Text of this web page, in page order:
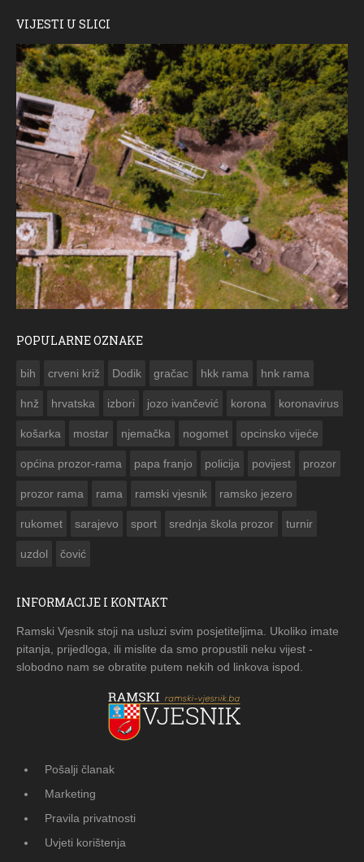
VIJESTI U SLICI
POPULARNE OZNAKE
bih crveni križ Dodik gračac hkk rama hnk rama
hnž hrvatska izbori jozo ivančević korona koronavirus
košarka mostar njemačka nogomet opcinsko vijeće
općina prozor-rama papa franjo policija povijest prozor
prozor rama rama ramski vjesnik ramsko jezero
rukomet sarajevo sport srednja škola prozor turnir
uzdol čović
INFORMACIJE I KONTAKT
Ramski Vjesnik stoji na usluzi svim posjetiteljima. Ukoliko imate
pitanja, prijedloga, ili mislite da smo propustili neku vijest -
slobodno nam se obratite putem nekih od linkova ispod.
Pošalji članak
Marketing
Pravila privatnosti
Uvjeti korištenja